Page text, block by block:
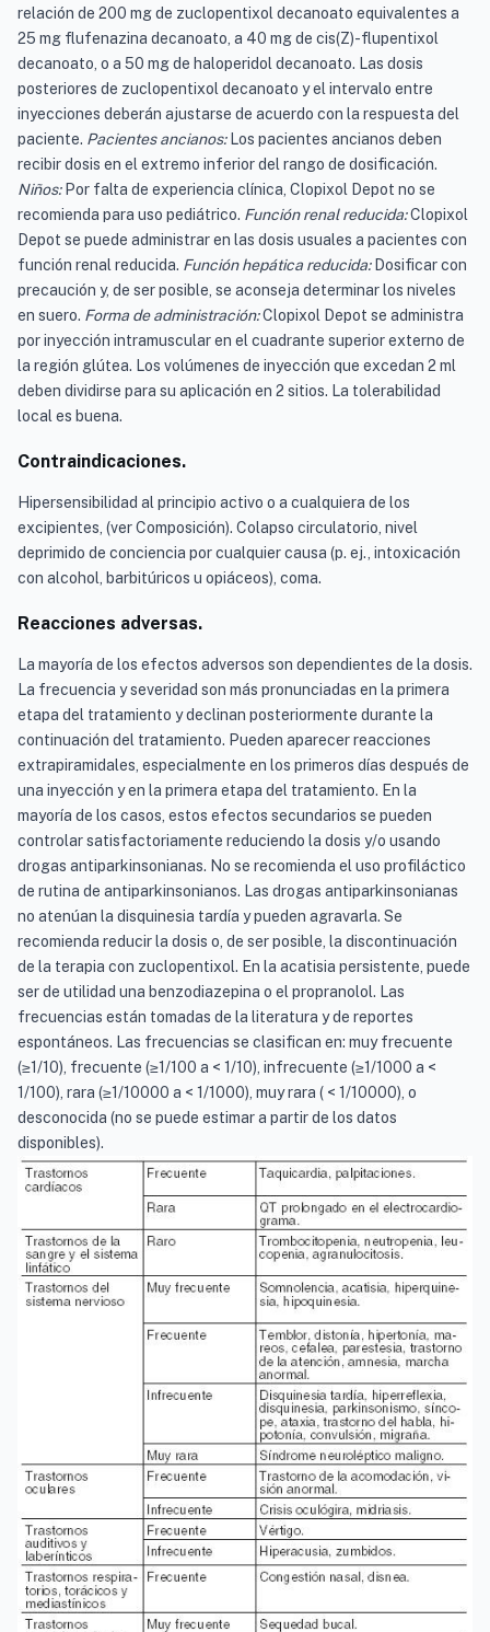
relación de 200 mg de zuclopentixol decanoato equivalentes a
25 mg flufenazina decanoato, a 40 mg de cis(Z)-flupentixol
decanoato, o a 50 mg de haloperidol decanoato. Las dosis
posteriores de zuclopentixol decanoato y el intervalo entre
inyecciones deberán ajustarse de acuerdo con la respuesta del
paciente. Pacientes ancianos: Los pacientes ancianos deben
recibir dosis en el extremo inferior del rango de dosificación.
Niños: Por falta de experiencia clínica, Clopixol Depot no se
recomienda para uso pediátrico. Función renal reducida:Clopixol
Depot se puede administrar en las dosis usuales a pacientes con
función renal reducida. Función hepática reducida: Dosificar con
precaución y, de ser posible, se aconseja determinar los niveles
en suero. Forma de administración:Clopixol Depot se administra
por inyección intramuscular en el cuadrante superior externo de
la región glútea. Los volúmenes de inyección que excedan 2 ml
deben dividirse para su aplicación en 2 sitios. La tolerabilidad
local es buena.
Contraindicaciones.
Hipersensibilidad al principio activo o a cualquiera de los
excipientes, (ver Composición). Colapso circulatorio, nivel
deprimido de conciencia por cualquier causa (p. ej., intoxicación
con alcohol, barbitúricos u opiáceos), coma.
Reacciones adversas.
La mayoría de los efectos adversos son dependientes de la dosis.
La frecuencia y severidad son más pronunciadas en la primera
etapa del tratamiento y declinan posteriormente durante la
continuación del tratamiento. Pueden aparecer reacciones
extrapiramidales, especialmente en los primeros días después de
una inyección y en la primera etapa del tratamiento. En la
mayoría de los casos, estos efectos secundarios se pueden
controlar satisfactoriamente reduciendo la dosis y/o usando
drogas antiparkinsonianas. No se recomienda el uso profiláctico
de rutina de antiparkinsonianos. Las drogas antiparkinsonianas
no atenúan la disquinesia tardía y pueden agravarla. Se
recomienda reducir la dosis o, de ser posible, la discontinuación
de la terapia con zuclopentixol. En la acatisia persistente, puede
ser de utilidad una benzodiazepina o el propranolol. Las
frecuencias están tomadas de la literatura y de reportes
espontáneos. Las frecuencias se clasifican en: muy frecuente
(≥1/10), frecuente (≥1/100 a < 1/10), infrecuente (≥1/1000 a <
1/100), rara (≥1/10000 a < 1/1000), muy rara ( < 1/10000), o
desconocida (no se puede estimar a partir de los datos
disponibles).